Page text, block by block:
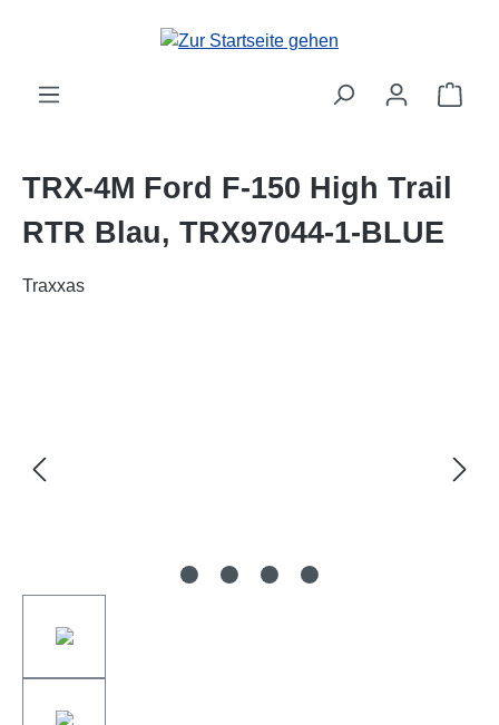
TRX-4M Ford F-150 High Trail
RTR Blau, TRX97044-1-BLUE
Traxxas